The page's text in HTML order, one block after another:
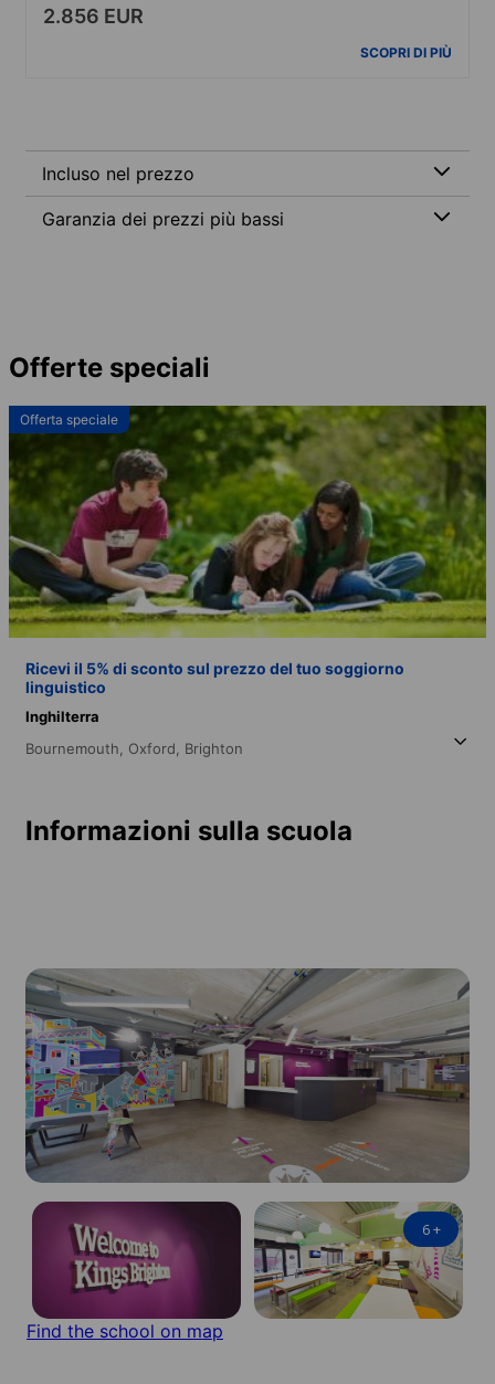
2.856 EUR
SCOPRI DI PIÙ
Incluso nel prezzo
Garanzia dei prezzi più bassi
Offerte speciali
Offerta speciale
Ricevi il 5% di sconto sul prezzo del tuo soggiorno
linguistico
Inghilterra
Bournemouth, Oxford, Brighton
Informazioni sulla scuola
6+
Find the school on map